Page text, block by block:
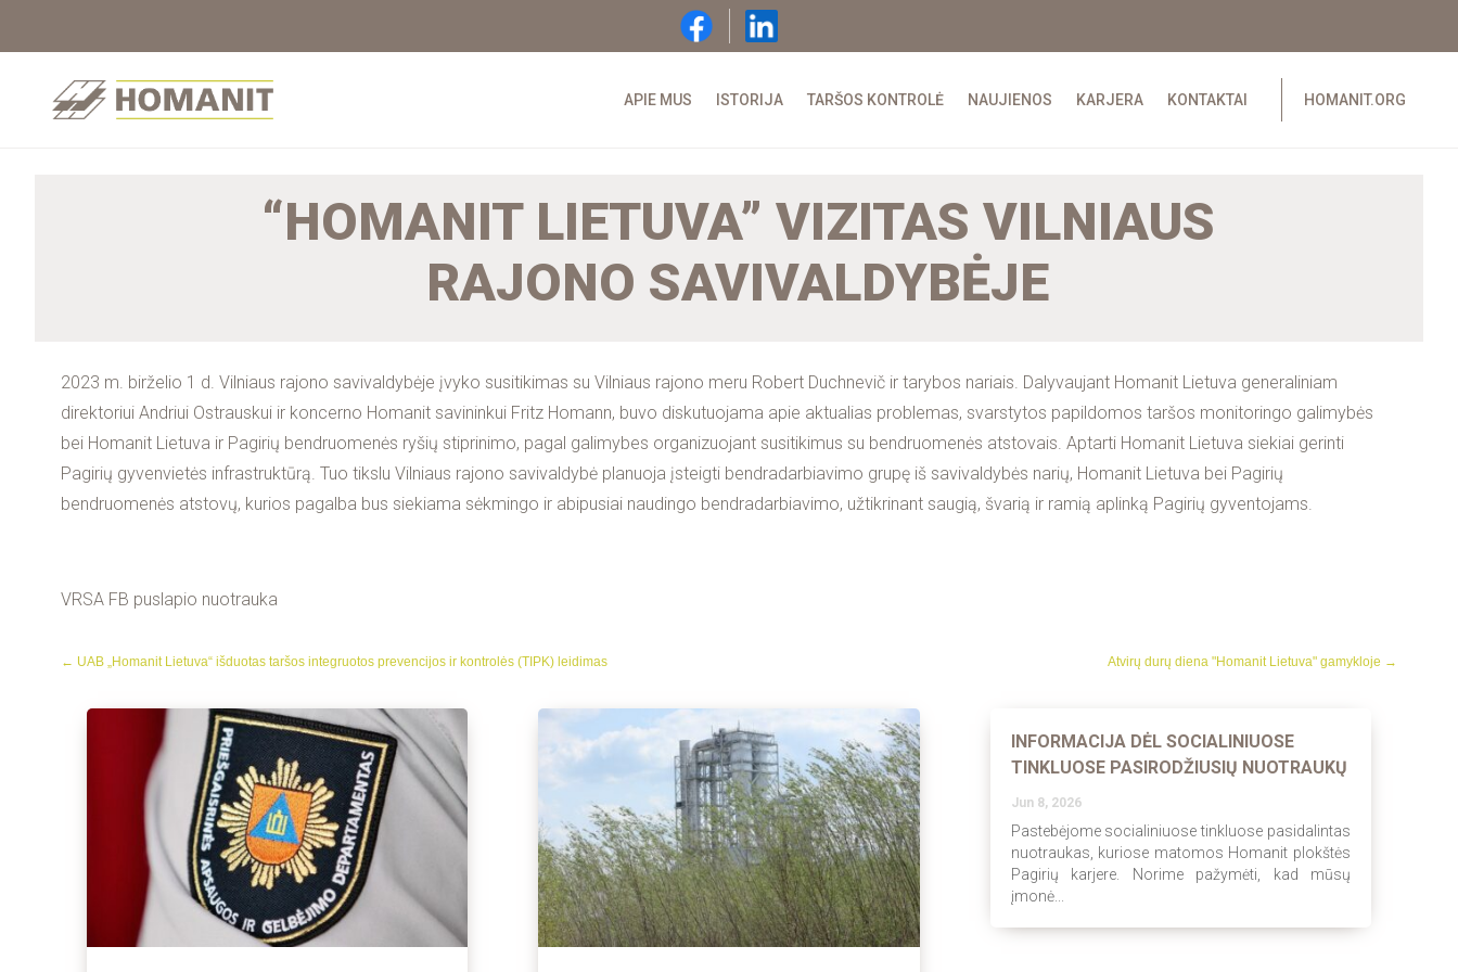
APIE MUS ISTORIJA TARŠOS KONTROLĖ NAUJIENOS KARJERA KONTAKTAI HOMANIT.ORG
“HOMANIT LIETUVA” VIZITAS VILNIAUS
RAJONO SAVIVALDYBĖJE
2023 m. birželio 1 d. Vilniaus rajono savivaldybėje įvyko susitikimas su Vilniaus rajono meru Robert Duchnevič ir tarybos nariais. Dalyvaujant Homanit Lietuva generaliniam
direktoriui Andriui Ostrauskui ir koncerno Homanit savininkui Fritz Homann, buvo diskutuojama apie aktualias problemas, svarstytos papildomos taršos monitoringo galimybės
bei Homanit Lietuva ir Pagirių bendruomenės ryšių stiprinimo, pagal galimybes organizuojant susitikimus su bendruomenės atstovais. Aptarti Homanit Lietuva siekiai gerinti
Pagirių gyvenvietės infrastruktūrą. Tuo tikslu Vilniaus rajono savivaldybė planuoja įsteigti bendradarbiavimo grupę iš savivaldybės narių, Homanit Lietuva bei Pagirių
bendruomenės atstovų, kurios pagalba bus siekiama sėkmingo ir abipusiai naudingo bendradarbiavimo, užtikrinant saugią, švarią ir ramią aplinką Pagirių gyventojams.
VRSA FB puslapio nuotrauka
← UAB „Homanit Lietuva“ išduotas taršos integruotos prevencijos ir kontrolės (TIPK) leidimas Atvirų durų diena "Homanit Lietuva" gamykloje →
INFORMACIJA DĖL SOCIALINIUOSE
TINKLUOSE PASIRODŽIUSIŲ NUOTRAUKŲ
Jun 8, 2026
Pastebėjome socialiniuose tinkluose pasidalintas
nuotraukas, kuriose matomos Homanit plokštės
Pagirių karjere. Norime pažymėti, kad mūsų
įmonė...